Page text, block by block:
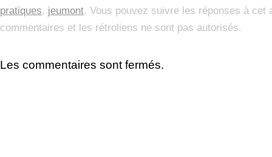
pratiques, jeumont. Vous pouvez suivre les réponses à
commentaires et les rétroliens ne sont pas autorisés.
Les commentaires sont fermés.